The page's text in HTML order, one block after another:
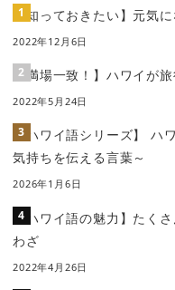
【知っておきたい】元気
2022年12月6日
【満場一致！】ハワイが
2022年5月24日
【ハワイ語シリーズ】 ハ
気持ちを伝える言葉～
2026年1月6日
【ハワイ語の魅力】たく
わざ
2022年4月26日